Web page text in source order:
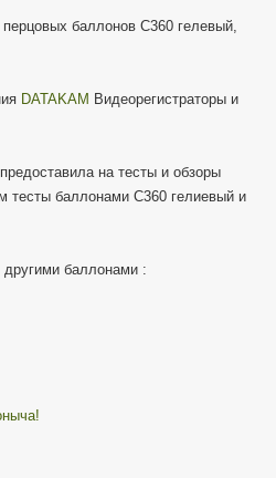
баллонов C360 гелевый,
DATAKAM Видеорегистраторы и
на тесты и обзоры
баллонами C360 гелиевый и
баллонами :